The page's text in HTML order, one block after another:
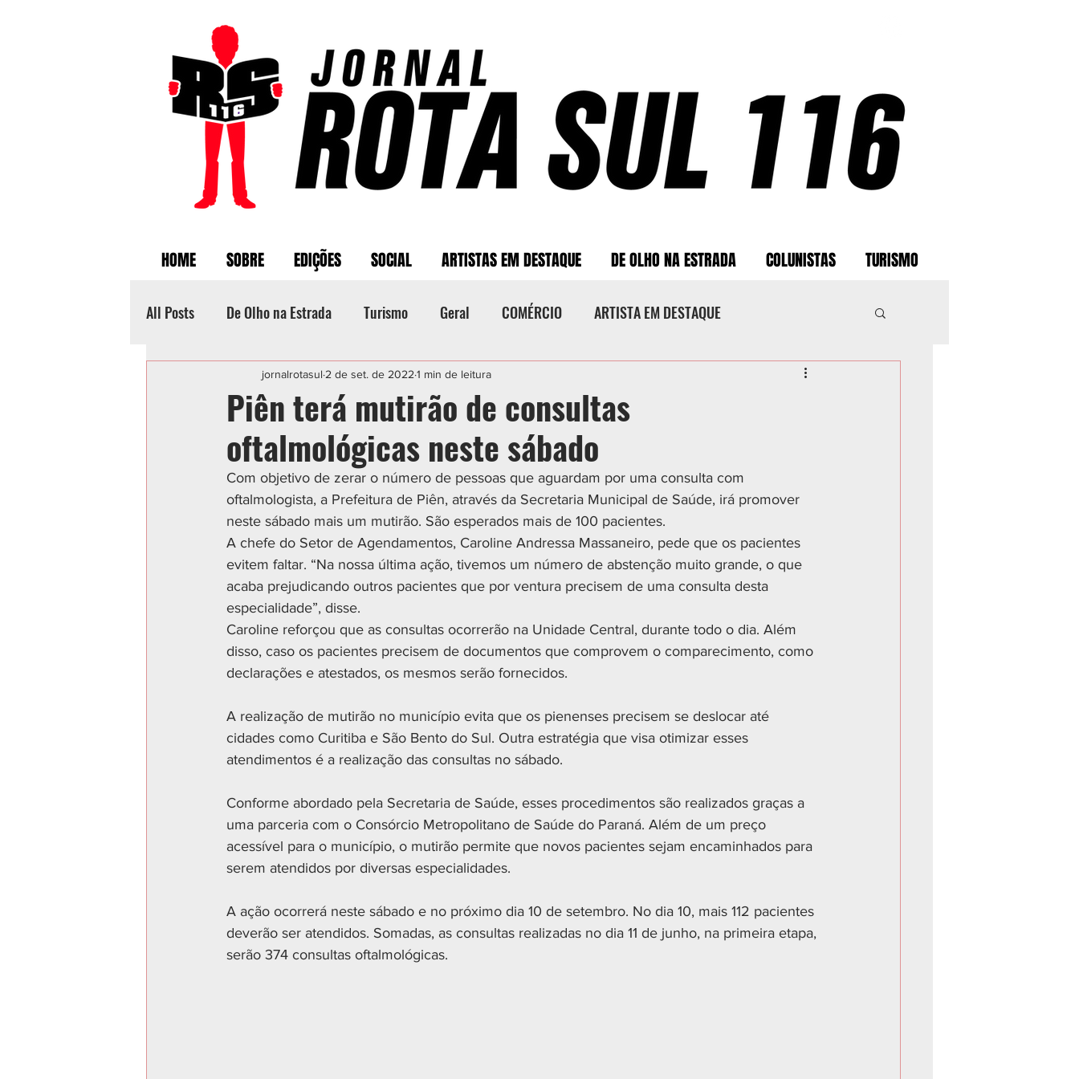
HOME SOBRE EDIÇÕES SOCIAL ARTISTAS EM DESTAQUE DE OLHO NA ESTRADA COLUNISTAS TURISMO
All Posts De Olho na Estrada Turismo Geral COMÉRCIO ARTISTA EM DESTAQUE
Categoria sem título POLICIAL ESPORTE CIDADES
Piên terá mutirão de consultas
oftalmológicas neste sábado
jornalrotasul 2 de set. de 2022 1 min de leitura
Com objetivo de zerar o número de pessoas que aguardam por uma consulta com
oftalmologista, a Prefeitura de Piên, através da Secretaria Municipal de Saúde, irá promover
neste sábado mais um mutirão. São esperados mais de 100 pacientes.
A chefe do Setor de Agendamentos, Caroline Andressa Massaneiro, pede que os pacientes
evitem faltar. “Na nossa última ação, tivemos um número de abstenção muito grande, o que
acaba prejudicando outros pacientes que por ventura precisem de uma consulta desta
especialidade”, disse.
Caroline reforçou que as consultas ocorrerão na Unidade Central, durante todo o dia. Além
disso, caso os pacientes precisem de documentos que comprovem o comparecimento, como
declarações e atestados, os mesmos serão fornecidos.
A realização de mutirão no município evita que os pienenses precisem se deslocar até
cidades como Curitiba e São Bento do Sul. Outra estratégia que visa otimizar esses
atendimentos é a realização das consultas no sábado.
Conforme abordado pela Secretaria de Saúde, esses procedimentos são realizados graças a
uma parceria com o Consórcio Metropolitano de Saúde do Paraná. Além de um preço
acessível para o município, o mutirão permite que novos pacientes sejam encaminhados para
serem atendidos por diversas especialidades.
A ação ocorrerá neste sábado e no próximo dia 10 de setembro. No dia 10, mais 112 pacientes
deverão ser atendidos. Somadas, as consultas realizadas no dia 11 de junho, na primeira etapa,
serão 374 consultas oftalmológicas.